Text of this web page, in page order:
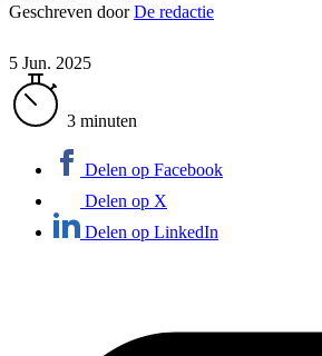
Geschreven doorDe redactie
5 Jun. 2025
3 minuten
Delen op Facebook
Delen op X
Delen op LinkedIn